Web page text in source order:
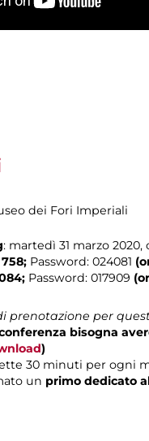
dei Fori Imperiali
: martedì 31 marzo 2020,
Password: 024081
Password: 017909
prenotazione per
bisogna
)
30 minuti per ogni
un primo dedicato